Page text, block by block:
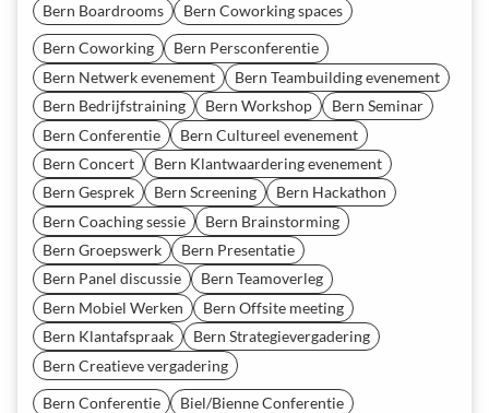
Bern Boardrooms
Bern Coworking spaces
Bern Coworking
Bern Persconferentie
Bern Netwerk evenement
Bern Teambuilding evenement
Bern Bedrijfstraining
Bern Workshop
Bern Seminar
Bern Conferentie
Bern Cultureel evenement
Bern Concert
Bern Klantwaardering evenement
Bern Gesprek
Bern Screening
Bern Hackathon
Bern Coaching sessie
Bern Brainstorming
Bern Groepswerk
Bern Presentatie
Bern Panel discussie
Bern Teamoverleg
Bern Mobiel Werken
Bern Offsite meeting
Bern Klantafspraak
Bern Strategievergadering
Bern Creatieve vergadering
Bern Conferentie
Biel/Bienne Conferentie